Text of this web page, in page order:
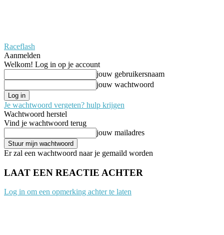
Raceflash
Aanmelden
Welkom! Log in op je account
jouw gebruikersnaam
jouw wachtwoord
Je wachtwoord vergeten? hulp krijgen
Wachtwoord herstel
Vind je wachtwoord terug
jouw mailadres
Er zal een wachtwoord naar je gemaild worden
LAAT EEN REACTIE ACHTER
Log in om een opmerking achter te laten